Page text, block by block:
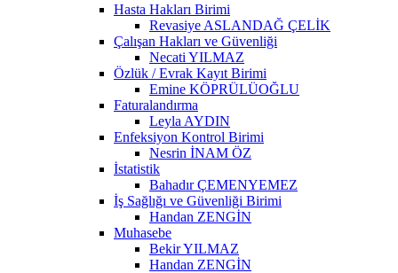
Hasta Hakları Birimi
Revasiye ASLANDAĞ ÇELİK
Çalışan Hakları ve Güvenliği
Necati YILMAZ
Özlük / Evrak Kayıt Birimi
Emine KÖPRÜLÜOĞLU
Faturalandırma
Leyla AYDIN
Enfeksiyon Kontrol Birimi
Nesrin İNAM ÖZ
İstatistik
Bahadır ÇEMENYEMEZ
İş Sağlığı ve Güvenliği Birimi
Handan ZENGİN
Muhasebe
Bekir YILMAZ
Handan ZENGİN